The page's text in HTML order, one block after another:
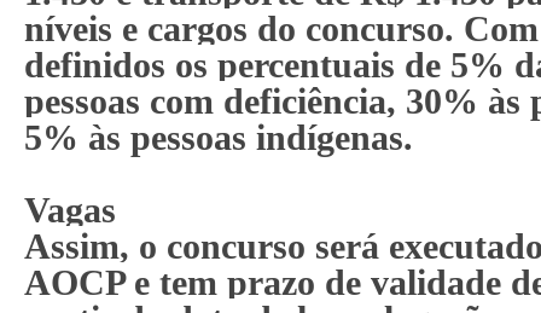
níveis e cargos do concurso.
definidos os percentuais de 5%
pessoas com deficiência, 30% às
5% às pessoas indígenas.
Vagas
Assim, o concurso será
AOCP e tem prazo de validade